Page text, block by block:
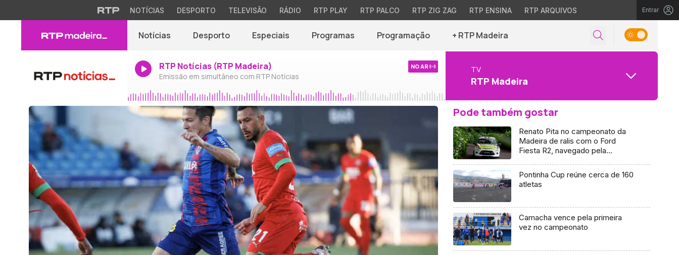
NOTÍCIAS DESPORTO TELEVISÃO RÁDIO RTP PLAY RTP PALCO RTP ZIG ZAG RTP ENSINA RTP ARQUIVOS Entrar
Notícias Desporto Especiais Programas Programação + RTP Madeira
RTP Notícias (RTP Madeira)
Emissão em simultâneo com RTP Notícias
NO AR TV
RTP Madeira
Pode também gostar
Renato Pita no campeonato da
Madeira de ralis com o Ford
Fiesta R2, navegado pela
Pontinha Cup reúne cerca de 160
atletas
Camacha vence pela primeira
vez no campeonato